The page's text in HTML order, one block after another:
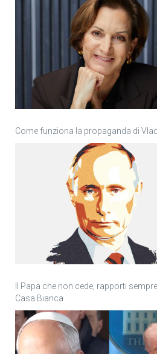
Come funziona la propaganda di
Il Papa che non cede, rapporti
Casa Bianca